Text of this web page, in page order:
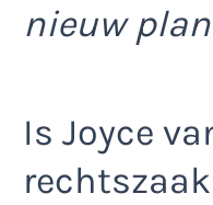
nieuw
Is Joyce